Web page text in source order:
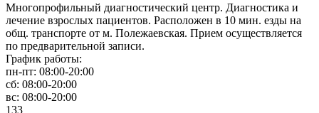
Многопрофильный диагностический центр. Диагностика и
лечение взрослых пациентов. Расположен в 10 мин. езды на
общ. транспорте от м. Полежаевская. Прием осуществляется
по предварительной записи.
График работы:
пн-пт: 08:00-20:00
сб: 08:00-20:00
вс: 08:00-20:00
133